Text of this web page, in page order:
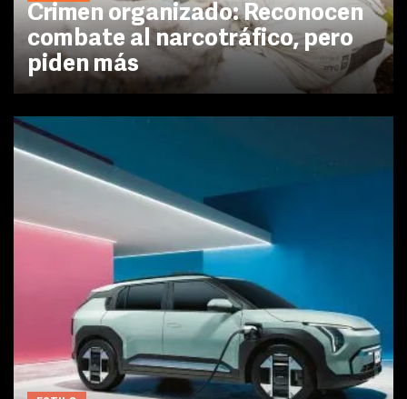
Crimen organizado: Reconocen
combate al narcotráfico, pero
piden más